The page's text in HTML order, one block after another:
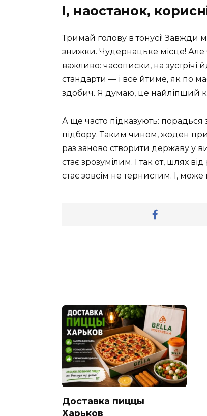
І, наостанок,
Тримай голову в тонусі! Завжди
знижки. Чудернацьке місце! Але
важливо: часописки, на
стандарти — і все йтиме, як по
здобич. Я думаю, це найліпший
А ще часто підказують: порадься
підбору. Таким чином, жоден
раз заново створити державу у
стає зрозумілим. І так от, шлях
стає зовсім не тернистим. І,
Доставка пиццы
Харьков